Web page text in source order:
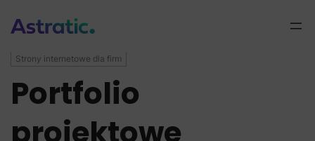
Strony internetowe dla firm
Portfolio